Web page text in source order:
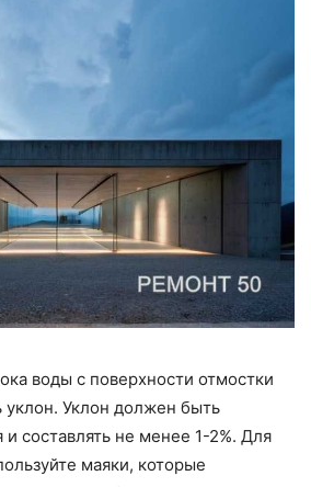
воды с поверхности отмостки
уклон. Уклон должен быть
и составлять не менее 1-2%. Для
маяки, которые